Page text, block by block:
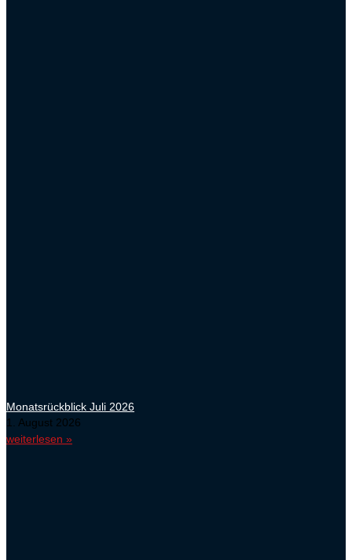
Monatsrückblick Juli 2026
1. August 2026
weiterlesen »